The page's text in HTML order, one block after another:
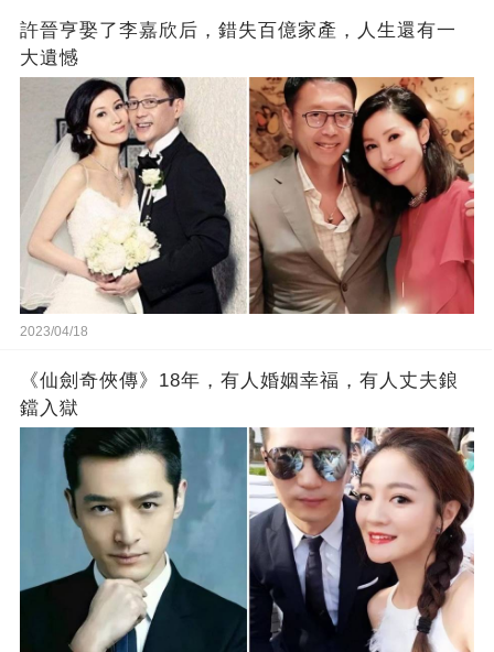
許晉亨娶了李嘉欣后，錯失百億家產，人生還有一
大遺憾
2023/04/18
《仙劍奇俠傳》18年，有人婚姻幸福，有人丈夫鋃
鐺入獄